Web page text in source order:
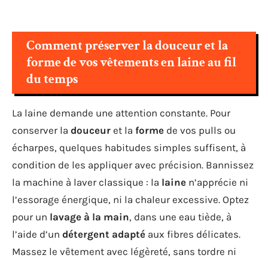
Comment préserver la douceur et la
forme de vos vêtements en laine au fil
du temps
La laine demande une attention constante. Pour
conserver la douceur et la forme de vos pulls ou
écharpes, quelques habitudes simples suffisent, à
condition de les appliquer avec précision. Bannissez
la machine à laver classique : la laine n’apprécie ni
l’essorage énergique, ni la chaleur excessive. Optez
pour un lavage à la main, dans une eau tiède, à
l’aide d’un détergent adapté aux fibres délicates.
Massez le vêtement avec légèreté, sans tordre ni